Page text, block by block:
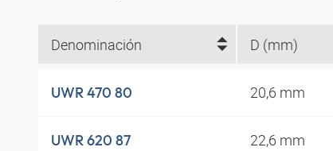
Denominación D (mm)
UWR 470 80 20,6 mm
UWR 620 87 22,6 mm